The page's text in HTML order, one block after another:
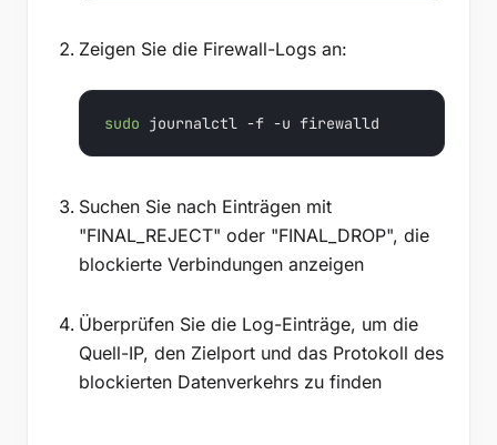
Zeigen Sie die Firewall-Logs an:
sudo journalctl -f -u firewalld
Suchen Sie nach Einträgen mit
"FINAL_REJECT" oder "FINAL_DROP", die
blockierte Verbindungen anzeigen
Überprüfen Sie die Log-Einträge, um die
Quell-IP, den Zielport und das Protokoll des
blockierten Datenverkehrs zu finden